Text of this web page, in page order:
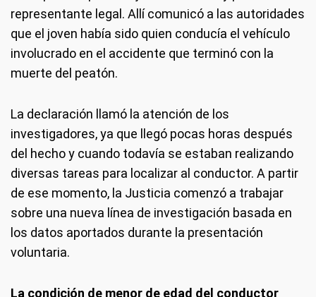
representante legal. Allí comunicó a las autoridades
que el joven había sido quien conducía el vehículo
involucrado en el accidente que terminó con la
muerte del peatón.
La declaración llamó la atención de los
investigadores, ya que llegó pocas horas después
del hecho y cuando todavía se estaban realizando
diversas tareas para localizar al conductor. A partir
de ese momento, la Justicia comenzó a trabajar
sobre una nueva línea de investigación basada en
los datos aportados durante la presentación
voluntaria.
La condición de menor de edad del conductor